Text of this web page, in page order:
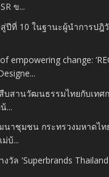
ข...
สู่ปีที่ 10 ในฐานะผู้นำการปฎิ
empowering change:
บสานวัฒนธรรมไทยกับเทศ
...
นาชุมชน กระทรวงมหาดไท
บ้...
งวัล 'Superbrands